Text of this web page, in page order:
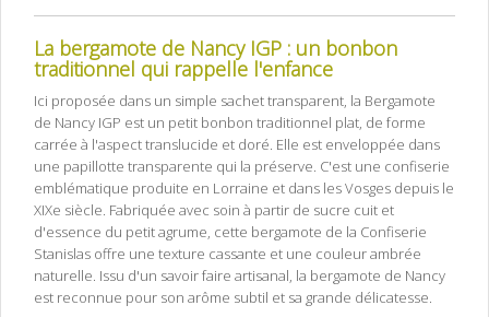
La bergamote de Nancy IGP : un bonbon
traditionnel qui rappelle l'enfance
Ici proposée dans un simple sachet transparent, la Bergamote
de Nancy IGP est un petit bonbon traditionnel plat, de forme
carrée à l'aspect translucide et doré. Elle est enveloppée dans
une papillotte transparente qui la préserve. C'est une confiserie
emblématique produite en Lorraine et dans les Vosges depuis le
XIXe siècle. Fabriquée avec soin à partir de sucre cuit et
d'essence du petit agrume, cette bergamote de la Confiserie
Stanislas offre une texture cassante et une couleur ambrée
naturelle. Issu d'un savoir faire artisanal, la bergamote de Nancy
est reconnue pour son arôme subtil et sa grande délicatesse.